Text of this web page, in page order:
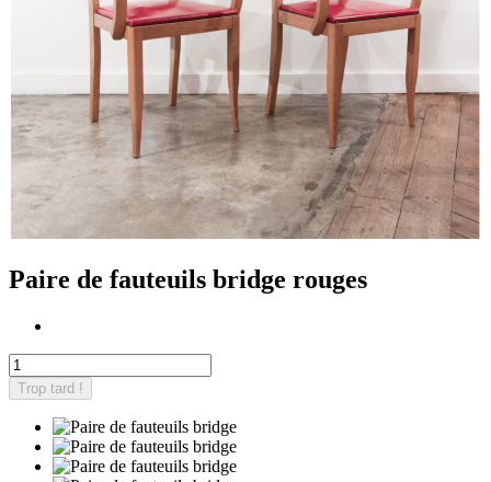
Paire de fauteuils bridge rouges
Trop tard !